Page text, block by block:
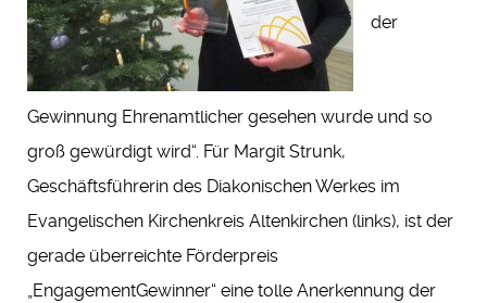
der
Gewinnung Ehrenamtlicher gesehen wurde und so
groß gewürdigt wird“. Für Margit Strunk,
Geschäftsführerin des Diakonischen Werkes im
Evangelischen Kirchenkreis Altenkirchen (links), ist der
gerade überreichte Förderpreis
„EngagementGewinner“ eine tolle Anerkennung der